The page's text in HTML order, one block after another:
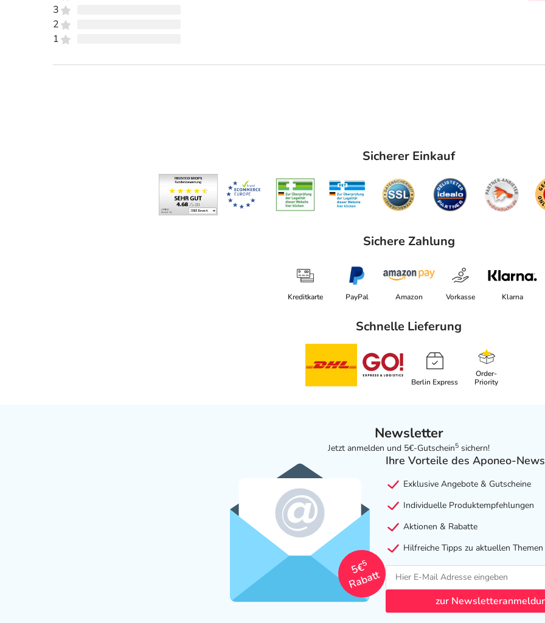
3
2
1
Sicherer Einkauf
Sichere Zahlung
Kreditkarte PayPal Amazon Vorkasse Klarna
Schnelle Lieferung
Berlin Express
Order-
Priority
Newsletter
Jetzt anmelden und 5€-Gutschein5 sichern!
5€
5
Rabatt
Ihre Vorteile des Aponeo-
Exklusive Angebote & Gutscheine
Individuelle Produktempfehlungen
Aktionen & Rabatte
Hilfreiche Tipps zu aktuellen Themen
zur